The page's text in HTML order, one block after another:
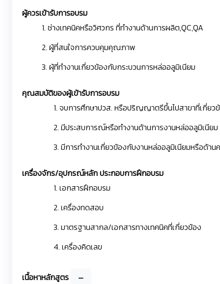
ผู้ควรเข้ารับการอบรม
1. ช่างเทคนิคหรือวิศวกร ที่ทำงานด้านการผลิต,QC,QA
2. ผู้ที่สนใจการควบคุมคุณภาพ
3. ผุ้ที่ทำงานเกี่ยวข้องกับกระบวนการหล่ออลูมิเนียม
คุณสมบัติของผู้เข้ารับการอบรม
1. จบการศึกษาปวส. หรือปริญญาตรีขึ้นไปสาขาที่เกี่ยว
2. มีประสบการณ์หรือทำงานด้านการงานหล่ออลูมิเนียม
3. มีการทำงานเกี่ยวข้องกับงานหล่ออลูมิเนียมหรือด้
เครื่องจักร/อุปกรณ์หลัก ประกอบการฝึกอบรม
1. เอกสารฝึกอบรม
2. เครื่องทดสอบ
3. มาตรฐานสากล/เอกสารทางเทคนิคที่เกี่ยวข้อง
4. เครื่องคิดเลข
เนื้อหาหลักสูตร